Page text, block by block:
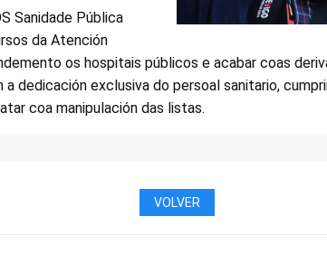
Sanidade Pública
da Atención
os hospitais públicos e acabar coas
dedicación exclusiva do persoal sanitario,
coa manipulación das listas.
VOLVER